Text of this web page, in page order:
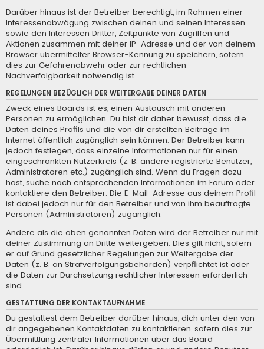
Darüber hinaus ist der Betreiber berechtigt, im Rahmen einer
Interessenabwägung zwischen deinen und seinen Interessen
sowie den Interessen Dritter, Zeitpunkte von Zugriffen und
Aktionen zusammen mit deiner IP-Adresse und der von deinem
Browser übermittelter Browser-Kennung zu speichern, sofern
dies zur Gefahrenabwehr oder zur rechtlichen
Nachverfolgbarkeit notwendig ist.
REGELUNGEN BEZÜGLICH DER WEITERGABE DEINER DATEN
Zweck eines Boards ist es, einen Austausch mit anderen
Personen zu ermöglichen. Du bist dir daher bewusst, dass die
Daten deines Profils und die von dir erstellten Beiträge im
Internet öffentlich zugänglich sein können. Der Betreiber kann
jedoch festlegen, dass einzelne Informationen nur für einen
eingeschränkten Nutzerkreis (z. B. andere registrierte Benutzer,
Administratoren etc.) zugänglich sind. Wenn du Fragen dazu
hast, suche nach entsprechenden Informationen im Forum oder
kontaktiere den Betreiber. Die E-Mail-Adresse aus deinem Profil
ist dabei jedoch nur für den Betreiber und von ihm beauftragte
Personen (Administratoren) zugänglich.
Andere als die oben genannten Daten wird der Betreiber nur mit
deiner Zustimmung an Dritte weitergeben. Dies gilt nicht, sofern
er auf Grund gesetzlicher Regelungen zur Weitergabe der
Daten (z. B. an Strafverfolgungsbehörden) verpflichtet ist oder
die Daten zur Durchsetzung rechtlicher Interessen erforderlich
sind.
GESTATTUNG DER KONTAKTAUFNAHME
Du gestattest dem Betreiber darüber hinaus, dich unter den von
dir angegebenen Kontaktdaten zu kontaktieren, sofern dies zur
Übermittlung zentraler Informationen über das Board